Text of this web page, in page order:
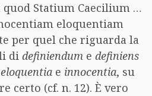
quod Statium Caecilium …
eloquentiam
per quel che riguarda la
di definiendum e definiens
eloquentia e innocentia, su
certo (cf. n. 12). È vero